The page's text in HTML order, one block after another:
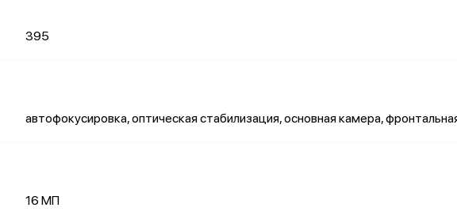
395
автофокусировка, оптическая стабилизация, основная камера,
16 МП